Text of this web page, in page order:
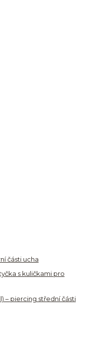
části ucha
s kuličkami pro
– piercing střední části